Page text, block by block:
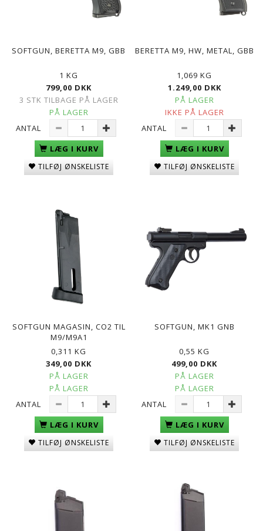
SOFTGUN, BERETTA M9, GBB
1 KG
799,00 DKK
3 STK TILBAGE PÅ LAGER
PÅ LAGER
ANTAL
LÆG I KURV
TILFØJ ØNSKELISTE
BERETTA M9, HW, METAL, GBB
1,069 KG
1.249,00 DKK
PÅ LAGER
IKKE PÅ LAGER
ANTAL
LÆG I KURV
TILFØJ ØNSKELISTE
SOFTGUN MAGASIN, CO2 TIL
M9/M9A1
0,311 KG
349,00 DKK
PÅ LAGER
PÅ LAGER
ANTAL
LÆG I KURV
TILFØJ ØNSKELISTE
SOFTGUN, MK1 GNB
0,55 KG
499,00 DKK
PÅ LAGER
PÅ LAGER
ANTAL
LÆG I KURV
TILFØJ ØNSKELISTE